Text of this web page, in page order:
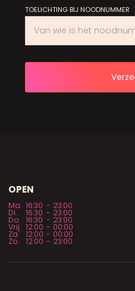
TOELICHTING BIJ NOODNUMMER
OPEN
Ma. 16:30 - 23:00
Di. 16:30 - 23:00
Do. 16:30 - 23:00
Vrij. 12:00 - 00:00
Za. 12:00 - 00:00
Zo. 12:00 - 23:00